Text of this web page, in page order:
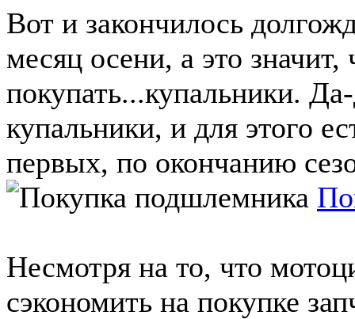
Вот и закончилось
месяц осени, а это
покупать...купальники.
купальники, и для этого
первых, по окончанию
Несмотря на то, что
сэкономить на покупке